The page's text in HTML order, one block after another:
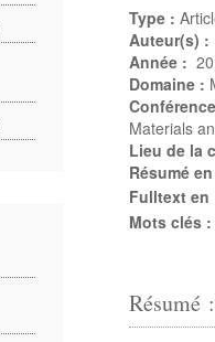
Type :
Auteur(s) :
Année :
Domaine :
Materials
Lieu de la
Résumé
Fulltext en
Mots clés :